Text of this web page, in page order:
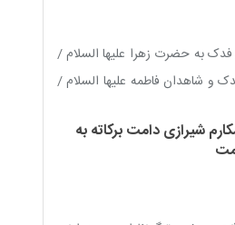
به حضرت زهرا علیها السلام /
فاطمه علیها السلام /
بیت علیهم السلام / حدود و
نماد مظلومیّت اهل بیت علیهم
شیرازی دامت برکاته به